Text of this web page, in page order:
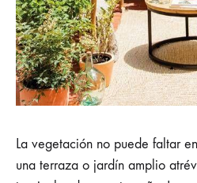
La vegetación no puede faltar
una terraza o jardín amplio